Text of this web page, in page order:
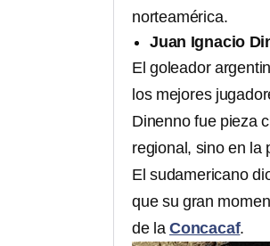
norteamérica.
Juan Ignacio
El goleador
los mejores
Dinenno fue pieza
regional, sino en la
El sudamericano
que su gran
de la Concacaf.